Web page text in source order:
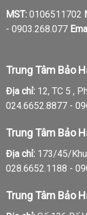
MST:0106511702
- 0903.268.077
Trung Tâm Bảo
Địa chỉ:12, TC 5 ,
024.6652.8877 -
Trung Tâm Bảo
Địa chỉ:173/45/
028.6652.1188 -
Trung Tâm Bảo